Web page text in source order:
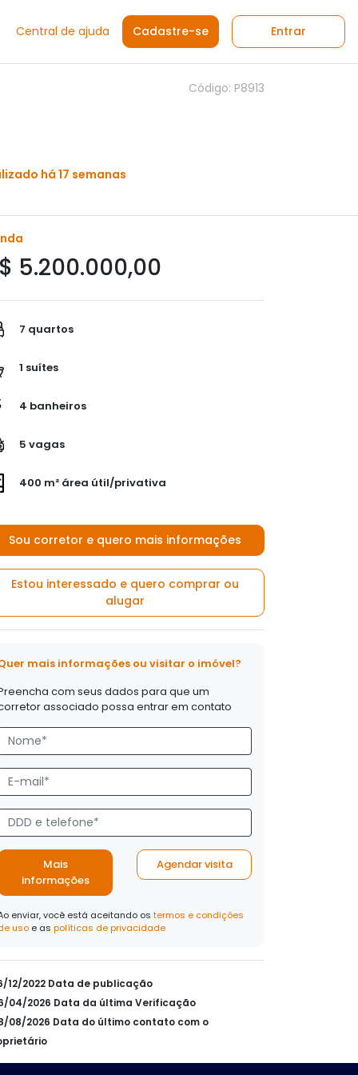
Central de ajuda Cadastre-se Entrar
Código: P8913
há 17 semanas
5.200.000,00
7 quartos
1 suítes
4 banheiros
5 vagas
400 m² área útil/privativa
Sou corretor e quero mais informações
Estou interessado e quero comprar ou
alugar
mais informações ou visitar o imóvel?
com seus dados para que um
associado possa entrar em contato
Mais
informações
Agendar visita
enviar, você está aceitando os termos e condições
uso e as políticas de privacidade
12/2022 Data de publicação
04/2026 Data da última Verificação
08/2026 Data do último contato com o